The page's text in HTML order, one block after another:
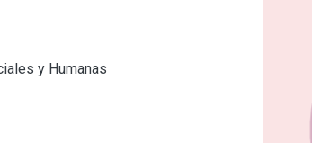
y Humanas